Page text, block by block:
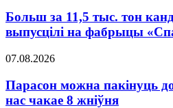
Больш за 11,5 тыс. тон
выпусцілі на фабрыцы
07.08.2026
Парасон можна пакінуць
нас чакае 8 жніўня